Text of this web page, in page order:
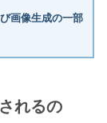
画像生成の一部
れるの